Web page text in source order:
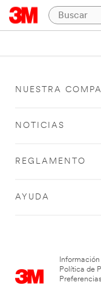
NUESTRA
NOTICIAS
REGLAMENTO
AYUDA
Información
Política de